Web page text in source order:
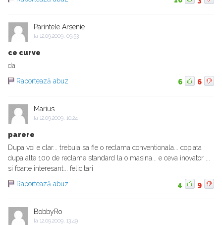
Parintele Arsenie
la 12.09.2009, 09:53
ce curve
da
Raportează abuz
6 6
Marius
la 12.09.2009, 10:24
parere
Dupa voi e clar... trebuia sa fie o reclama conventionala... copiata
dupa alte 100 de reclame standard la o masina... e ceva inovator ...
si foarte interesant... felicitari
Raportează abuz
4 9
BobbyRo
la 12.09.2009, 13:49